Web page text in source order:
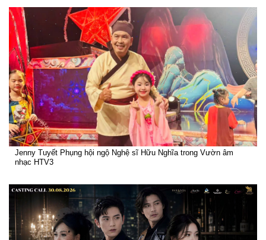
Jenny Tuyết Phụng hội ngộ Nghệ sĩ Hữu Nghĩa trong Vườn âm
nhạc HTV3